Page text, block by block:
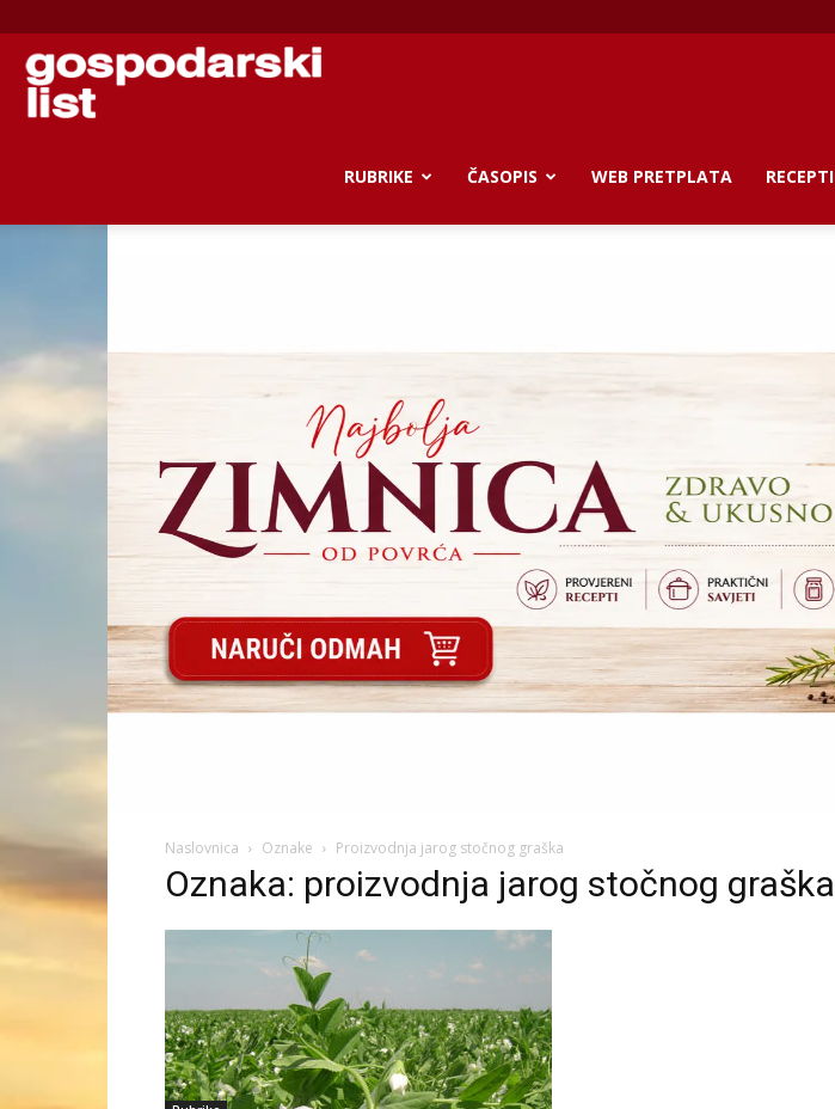
Gospodarski
RUBRIKE ČASOPIS WEB PRETPLATA RECEPTI
Naslovnica Oznake Proizvodnja jarog stočnog graška
Oznaka: proizvodnja jarog stočnog graška